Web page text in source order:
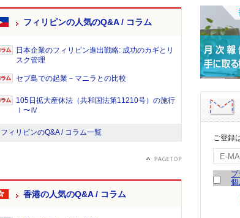
フィリピンの人気のQ&A / コラム
日本企業のフィリピン進出戦略: 成功のカギとリ
スク管理
セブ島での起業－マニラとの比較
105日拡大産休法（共和国法第11210号）の施行
Ⅰ〜Ⅳ
フィリピンのQ&A / コラム一覧
香港の人気のQ&A / コラム
ご登録
プ
個